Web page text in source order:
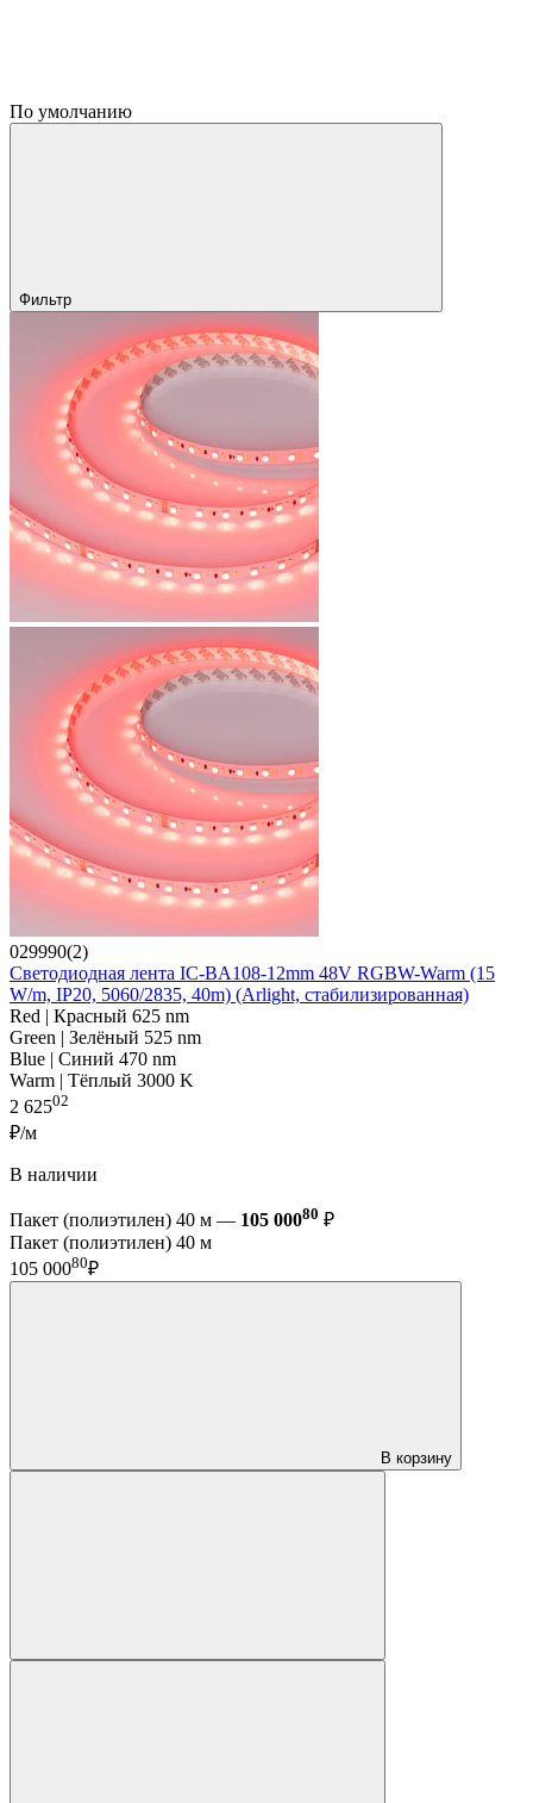
По умолчанию
Фильтр
029990(2)
Светодиодная лента IC-BA108-12mm 48V RGBW-Warm (15
W/m, IP20, 5060/2835, 40m) (Arlight, стабилизированная)
Red | Красный 625 nm
Green | Зелёный 525 nm
Blue | Синий 470 nm
Warm | Тёплый 3000 K
2 62502
₽/м
В наличии
Пакет (полиэтилен) 40 м — 105 00080 ₽
Пакет (полиэтилен) 40 м
105 00080₽
В корзину